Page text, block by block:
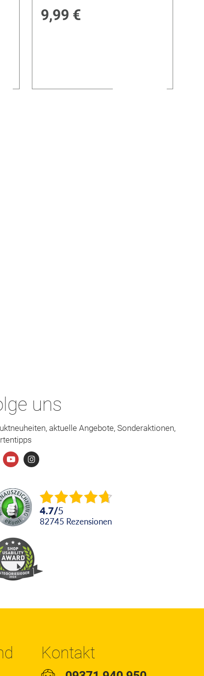
9,99 €
uns
aktuelle Angebote, Sonderaktionen,
4.7/5
82745 Rezensionen
Kontakt